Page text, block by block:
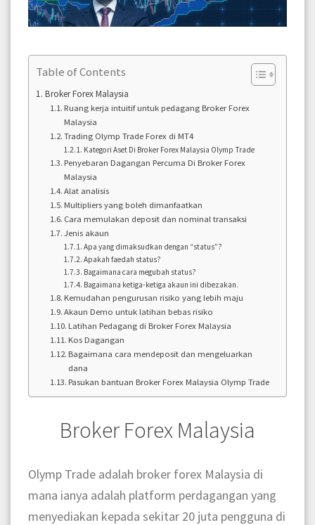
Table of Contents
Broker Forex Malaysia
Ruang kerja intuitif untuk pedagang Broker Forex
Malaysia
Trading Olymp Trade Forex di MT4
Kategori Aset Di Broker Forex Malaysia Olymp Trade
Penyebaran Dagangan Percuma Di Broker Forex
Malaysia
Alat analisis
Multipliers yang boleh dimanfaatkan
Cara memulakan deposit dan nominal transaksi
Jenis akaun
Apa yang dimaksudkan dengan “status”?
Apakah faedah status?
Bagaimana cara megubah status?
Bagaimana ketiga-ketiga akaun ini dibezakan.
Kemudahan pengurusan risiko yang lebih maju
Akaun Demo untuk latihan bebas risiko
Latihan Pedagang di Broker Forex Malaysia
Kos Dagangan
Bagaimana cara mendeposit dan mengeluarkan
dana
Pasukan bantuan Broker Forex Malaysia Olymp Trade
Broker Forex Malaysia
Olymp Trade adalah broker forex Malaysia di
mana ianya adalah platform perdagangan yang
menyediakan kepada sekitar 20 juta pengguna di